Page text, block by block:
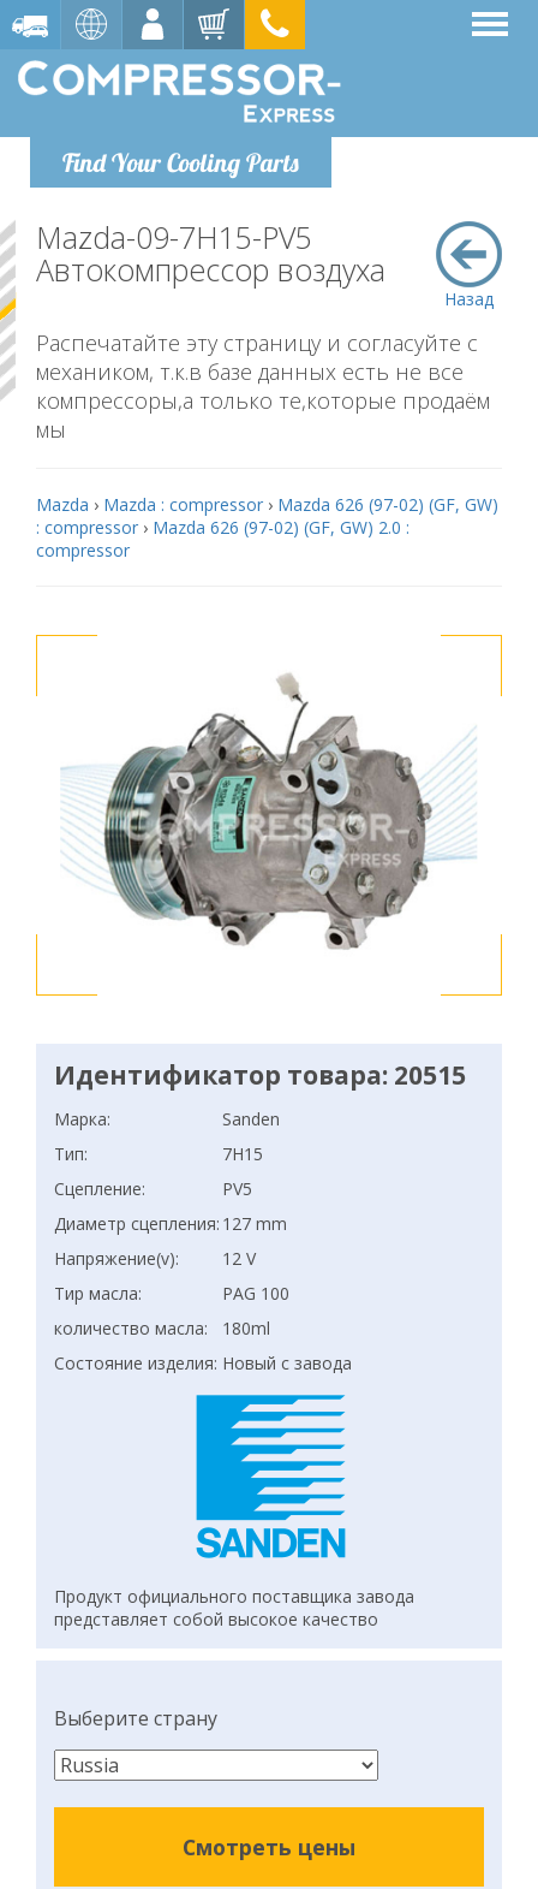
Find Your Cooling Parts
Назад
Mazda-09-7H15-PV5
Автокомпрессор воздуха
Распечатайте эту страницу и согласуйте с
механиком, т.к.в базе данных есть не все
компрессоры,а только те,которые продаём
мы
Mazda › Mazda : compressor › Mazda 626 (97-02) (GF, GW)
: compressor › Mazda 626 (97-02) (GF, GW) 2.0 :
compressor
Идентификатор товара: 20515
Марка:
Sanden
Тип:
7H15
Сцепление:
PV5
Диаметр сцепления: 127 mm
Напряжение(v):
12 V
Тир масла:
PAG 100
количество масла:
180ml
Состояние изделия: Новый с завода
Продукт официального поставщика завода
представляет собой высокое качество
Выберите страну
Смотреть цены